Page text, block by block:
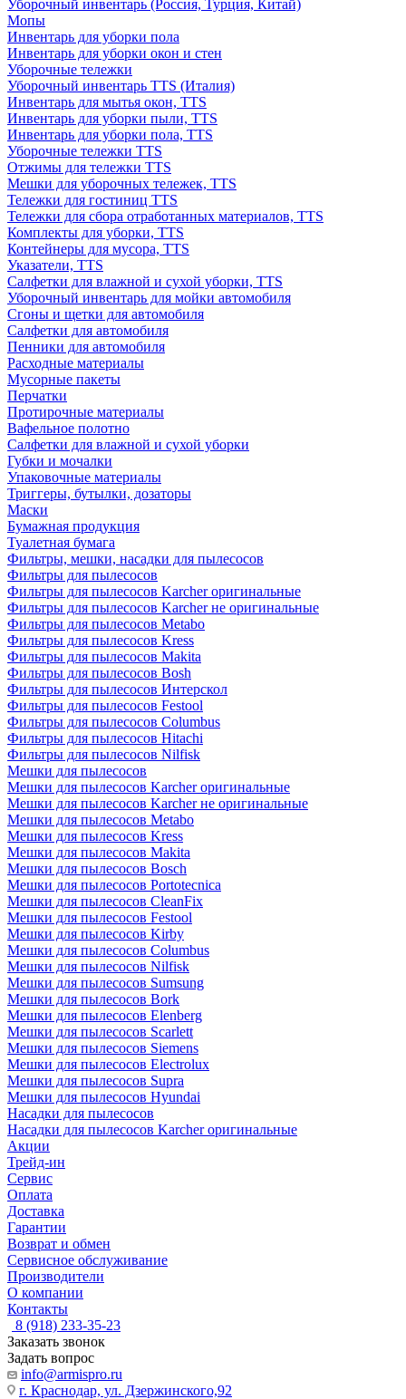
Уборочный инвентарь (Россия, Турция, Китай)
Мопы
Инвентарь для уборки пола
Инвентарь для уборки окон и стен
Уборочные тележки
Уборочный инвентарь TTS (Италия)
Инвентарь для мытья окон, TTS
Инвентарь для уборки пыли, TTS
Инвентарь для уборки пола, TTS
Уборочные тележки TTS
Отжимы для тележки TTS
Мешки для уборочных тележек, TTS
Тележки для гостиниц TTS
Тележки для сбора отработанных материалов, TTS
Комплекты для уборки, TTS
Контейнеры для мусора, TTS
Указатели, TTS
Салфетки для влажной и сухой уборки, TTS
Уборочный инвентарь для мойки автомобиля
Сгоны и щетки для автомобиля
Салфетки для автомобиля
Пенники для автомобиля
Расходные материалы
Мусорные пакеты
Перчатки
Протирочные материалы
Вафельное полотно
Салфетки для влажной и сухой уборки
Губки и мочалки
Упаковочные материалы
Триггеры, бутылки, дозаторы
Маски
Бумажная продукция
Туалетная бумага
Фильтры, мешки, насадки для пылесосов
Фильтры для пылесосов
Фильтры для пылесосов Karcher оригинальные
Фильтры для пылесосов Karcher не оригинальные
Фильтры для пылесосов Metabo
Фильтры для пылесосов Kress
Фильтры для пылесосов Makita
Фильтры для пылесосов Bosh
Фильтры для пылесосов Интерскол
Фильтры для пылесосов Festool
Фильтры для пылесосов Columbus
Фильтры для пылесосов Hitachi
Фильтры для пылесосов Nilfisk
Мешки для пылесосов
Мешки для пылесосов Karcher оригинальные
Мешки для пылесосов Karcher не оригинальные
Мешки для пылесосов Metabo
Мешки для пылесосов Kress
Мешки для пылесосов Makita
Мешки для пылесосов Bosch
Мешки для пылесосов Portotecnica
Мешки для пылесосов CleanFix
Мешки для пылесосов Festool
Мешки для пылесосов Kirby
Мешки для пылесосов Columbus
Мешки для пылесосов Nilfisk
Мешки для пылесосов Sumsung
Мешки для пылесосов Bork
Мешки для пылесосов Elenberg
Мешки для пылесосов Scarlett
Мешки для пылесосов Siemens
Мешки для пылесосов Electrolux
Мешки для пылесосов Supra
Мешки для пылесосов Hyundai
Насадки для пылесосов
Насадки для пылесосов Karcher оригинальные
Акции
Трейд-ин
Сервис
Оплата
Доставка
Гарантии
Возврат и обмен
Сервисное обслуживание
Производители
О компании
Контакты
8 (918) 233-35-23
Заказать звонок
Задать вопрос
info@armispro.ru
г. Краснодар, ул. Дзержинского,92